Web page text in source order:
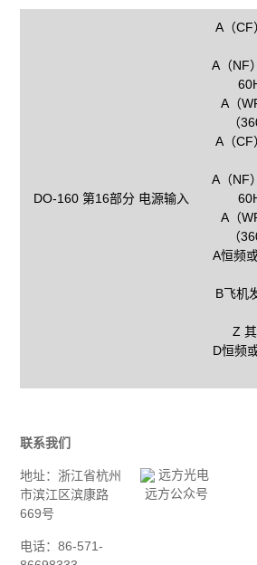
DO-160 第16部分 电源输入
A（CF
A（NF
A（
（
A（CF
A（NF
A（
（
A恒频
B飞机
Z
D恒频
联系我们
地址：浙江省杭州
市滨江区滨康路
669号
电话：86-571-
远方公众号